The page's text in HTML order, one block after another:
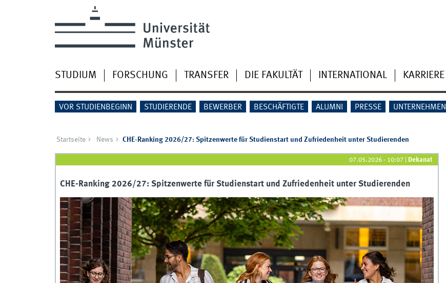
STUDIUM FORSCHUNG TRANSFER DIE FAKULTÄT INTERNATIONAL KARRIERE
VOR STUDIENBEGINN STUDIERENDE BEWERBER BESCHÄFTIGTE ALUMNI PRESSE UNTERNEHMEN
Startseite News CHE-Ranking 2026/27: Spitzenwerte für Studienstart und Zufriedenheit unter Studierenden
07.05.2026 - 10:07 Dekanat
CHE-Ranking 2026/27: Spitzenwerte für Studienstart und Zufriedenheit unter Studierenden